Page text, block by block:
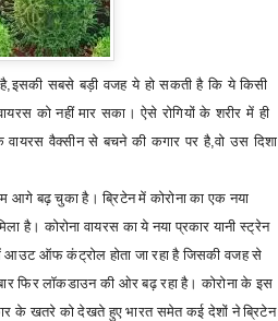
इसकी सबसे बड़ी वजह ये हो सकती है कि ये किसी
को नहीं मार सका। ऐसे रोगियों के शरीर में ही
वायरस वैक्सीन से बचने की कगार पर है,वो उस दिशा
बढ़ चुका है। ब्रिटेन में कोरोना का एक नया
है। कोरोना वायरस का ये नया प्रकार यानी स्ट्रेन
आउट ऑफ कंट्रोल होता जा रहा है जिसकी वजह से
फिर लॉकडाउन की ओर बढ़ रहा है। कोरोना के इस
के खतरे को देखते हुए भारत समेत कई देशों ने ब्रिटेन